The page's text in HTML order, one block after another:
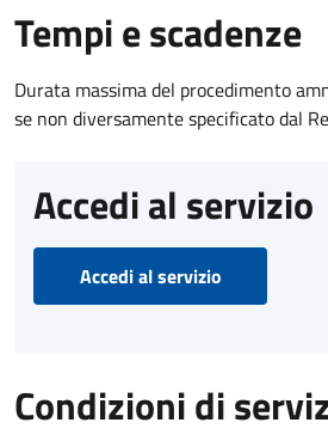
Tempi e scadenze
Durata massima del procedimento
se non diversamente specificato dal
Accedi al servizio
Accedi al servizio
Condizioni di